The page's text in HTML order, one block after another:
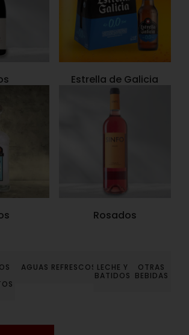
Estrella de Galicia
Rosados
AGUAS REFRESCOS LECHE Y
BATIDOS
OTRAS
BEBIDAS